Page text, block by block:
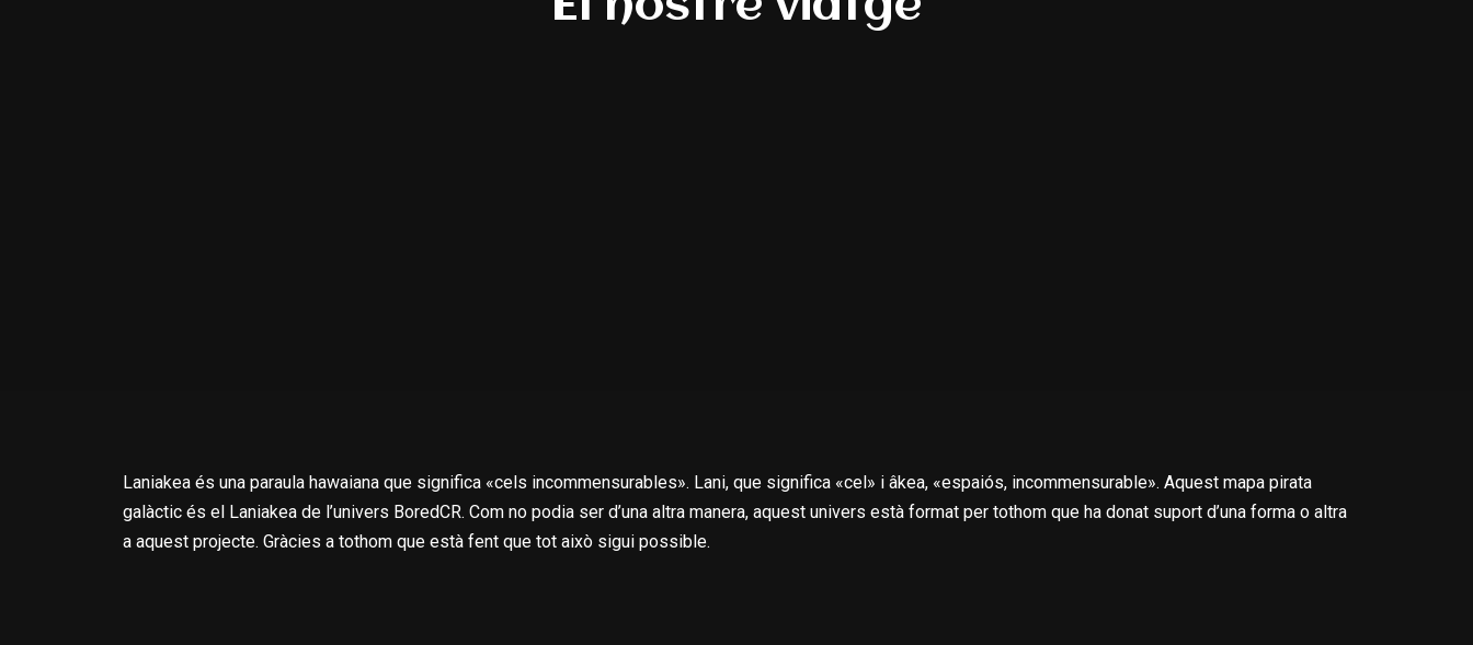
Laniakea és una paraula hawaiana que significa «cels incommensurables». Lani, que significa «cel» i âkea, «espaiós, incommensurable». Aquest mapa pirata
galàctic és el Laniakea de l’univers BoredCR. Com no podia ser d’una altra manera, aquest univers està format per tothom que ha donat suport d’una forma o altra
a aquest projecte. Gràcies a tothom que està fent que tot això sigui possible.